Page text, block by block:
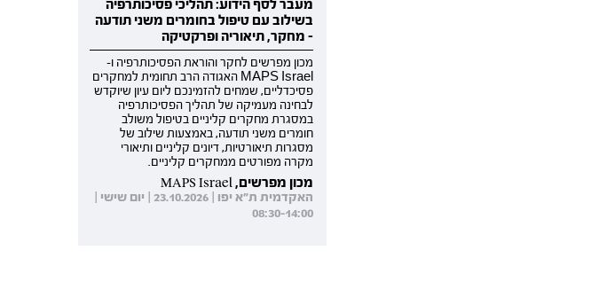
מעבר לסף הידוע: תהליכי פסיכותרפיה
בשילוב עם טיפול בחומרים משני תודעה
- מחקר, תיאוריה ופרקטיקה
מכון מפרשים לחקר והוראת הפסיכותרפיה ו-
MAPS Israel האגודה הרב תחומית למחקרים
פסיכדליים, שמחים להזמינכם ליום עיון שיוקדש
לבחינה מעמיקה של תהליך הפסיכותרפיה
במסגרת מחקרים קליניים בטיפול משולב
חומרים משני תודעה, באמצעות שילוב של
מסגרות תיאורטיות, דיונים קליניים ותיאורי
מקרה מפורטים ממחקרים קליניים.
מכון מפרשים, MAPS Israel
האקדמית ת"א יפו | 23.10.2026 | יום שישי |
08:30-14:00